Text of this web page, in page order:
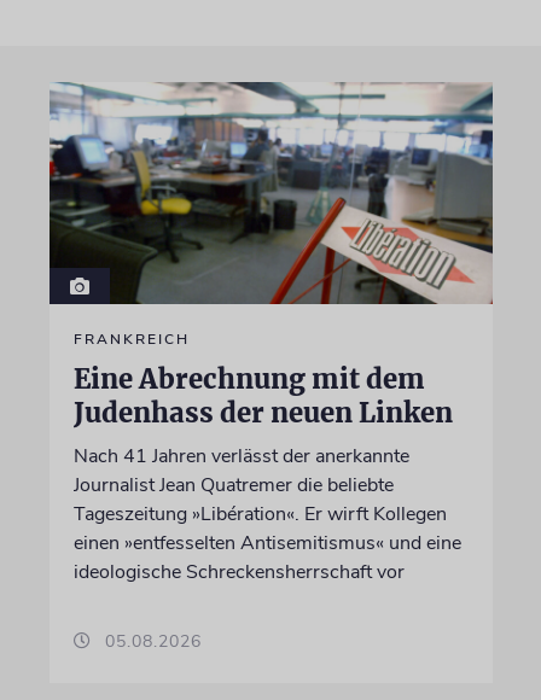
FRANKREICH
Eine Abrechnung mit dem
Judenhass der neuen Linken
Nach 41 Jahren verlässt der anerkannte
Journalist Jean Quatremer die beliebte
Tageszeitung »Libération«. Er wirft Kollegen
einen »entfesselten Antisemitismus« und eine
ideologische Schreckensherrschaft vor
05.08.2026